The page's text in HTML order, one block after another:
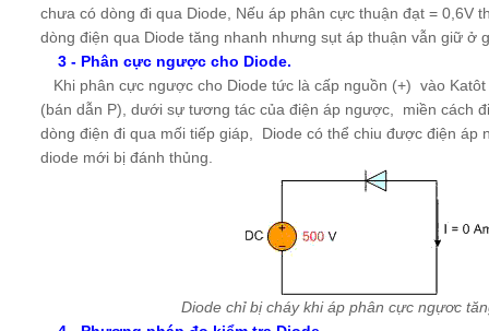
chưa có dòng đi qua Diode, Nếu áp phân cực thuận đạt = 0,6V
dòng điện qua Diode tăng nhanh nhưng sụt áp thuận vẫn giữ ở
3 - Phân cực ngược cho Diode.
Khi phân cực ngược cho Diode tức là cấp nguồn (+) vào
(bán dẫn P), dưới sự tương tác của điện áp ngược, miền cách
dòng điện đi qua mối tiếp giáp, Diode có thể chiu được điện áp
diode mới bị đánh thủng.
Diode chỉ bị cháy khi áp phân cực ngựơc